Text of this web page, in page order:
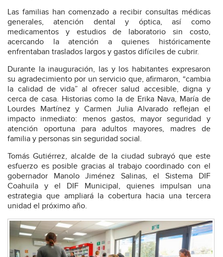
Las familias han comenzado a recibir consultas médicas
generales, atención dental y óptica, así como
medicamentos y estudios de laboratorio sin costo,
acercando la atención a quienes históricamente
enfrentaban traslados largos y gastos difíciles de cubrir.
Durante la inauguración, las y los habitantes expresaron
su agradecimiento por un servicio que, afirmaron, “cambia
la calidad de vida” al ofrecer salud accesible, digna y
cerca de casa. Historias como la de Erika Nava, María de
Lourdes Martínez y Carmen Julia Alvarado reflejan el
impacto inmediato: menos gastos, mayor seguridad y
atención oportuna para adultos mayores, madres de
familia y personas sin seguridad social.
Tomás Gutiérrez, alcalde de la ciudad subrayó que este
esfuerzo es posible gracias al trabajo coordinado con el
gobernador Manolo Jiménez Salinas, el Sistema DIF
Coahuila y el DIF Municipal, quienes impulsan una
estrategia que ampliará la cobertura hacia una tercera
unidad el próximo año.